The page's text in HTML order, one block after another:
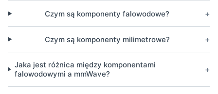
Czym są komponenty falowodowe? +
Czym są komponenty milimetrowe? +
Jaka jest różnica między komponentami
falowodowymi a mmWave?
+